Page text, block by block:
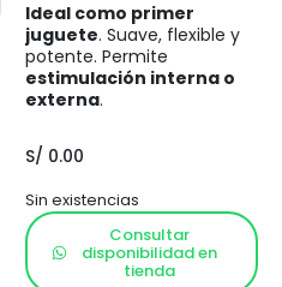
Ideal como primer
juguete. Suave, flexible y
potente. Permite
estimulación interna o
externa.
S/ 0.00
Sin existencias
Consultar
disponibilidad en
tienda